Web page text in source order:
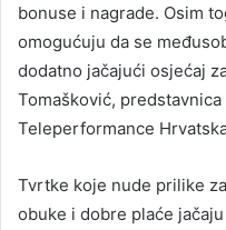
bonuse i nagrade. Osim
omogućuju da se
dodatno jačajući osjećaj
Tomašković,
Teleperformance
Tvrtke koje nude prilike
obuke i dobre plaće